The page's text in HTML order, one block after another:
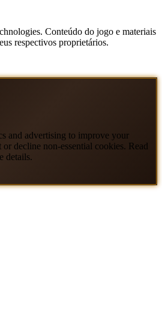
Conteúdo do jogo e materiais
respectivos proprietários.
and advertising to improve your
decline non-essential cookies. Read
details.